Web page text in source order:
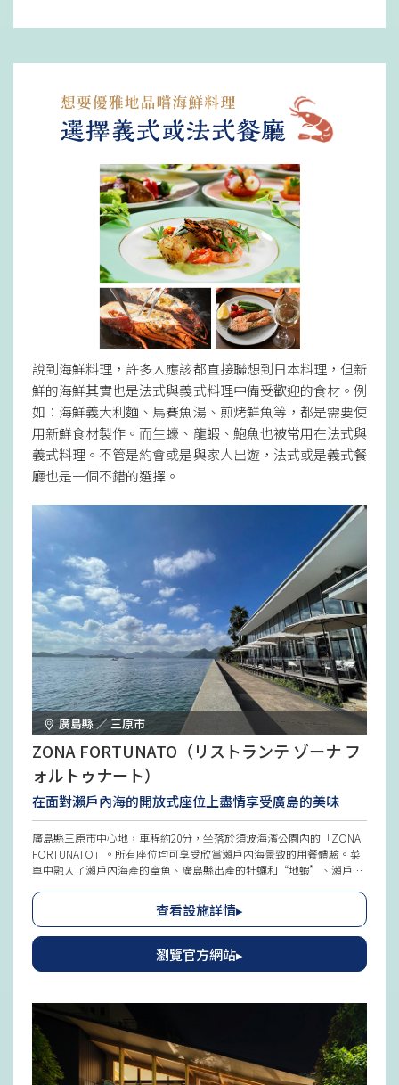
說到海鮮料理，許多人應該都直接聯想到日本料理，但新
鮮的海鮮其實也是法式與義式料理中備受歡迎的食材。例
如：海鮮義大利麵、馬賽魚湯、煎烤鮮魚等，都是需要使
用新鮮食材製作。而生蠔、龍蝦、鮑魚也被常用在法式與
義式料理。不管是約會或是與家人出遊，法式或是義式餐
廳也是一個不錯的選擇。
廣島縣 ／ 三原市
ZONA FORTUNATO（リストランテ ゾーナ フ
ォルトゥナート）
在面對瀨戶內海的開放式座位上盡情享受廣島的美味
廣島縣三原市中心地，車程約20分，坐落於須波海濱公園內的「ZONA
FORTUNATO」。所有座位均可享受欣賞瀨戶內海景致的用餐體驗。菜
單中融入了瀨戶內海產的章魚、廣島縣出產的牡蠣和“地蝦”、瀨戶內
類為基底的新鮮果汁和採用瀨戶內檸檬調製的飲料也同樣美味。晚餐需
提前完全預約。得天獨厚的地理位置，適合廣泛應用於婚禮等各種場
合。
查看設施詳情▸
瀏覽官方網站▸